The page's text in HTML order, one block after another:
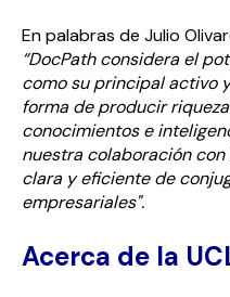
En palabras de Julio
“DocPath considera el
como su principal activo
forma de producir
conocimientos e
nuestra colaboración con
clara y eficiente de
empresariales".
Acerca de la